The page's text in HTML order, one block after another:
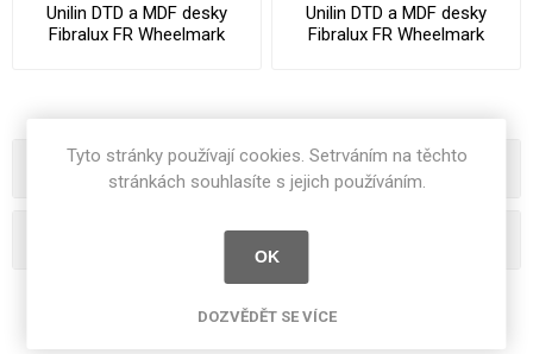
Unilin DTD a MDF desky
Fibralux FR Wheelmark
Unilin DTD a MDF desky
Fibralux FR Wheelmark
Kategorie
Tyto stránky používají cookies. Setrváním na těchto
stránkách souhlasíte s jejich používáním.
OK
DOZVĚDĚT SE VÍCE